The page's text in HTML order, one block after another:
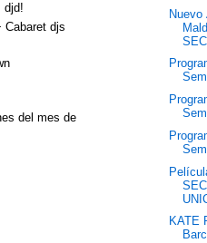
djd!
Cabaret djs
del mes de
Nuevo
KATE